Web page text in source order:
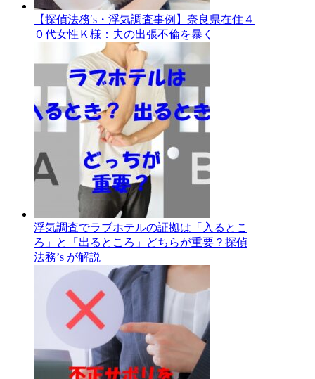
【探偵法務′s・浮気調査事例】奈良県在住４
０代女性Ｋ様：夫の出張不倫を暴く
浮気調査でラブホテルの証拠は「入るとこ
ろ」と「出るところ」どちらが重要？探偵
法務’s が解説